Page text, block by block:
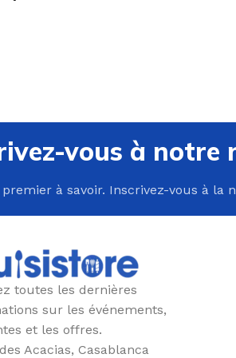
vous à notre
premier à savoir. Inscrivez-vous à la
toutes les dernières
sur les événements,
et les offres.
Acacias, Casablanca